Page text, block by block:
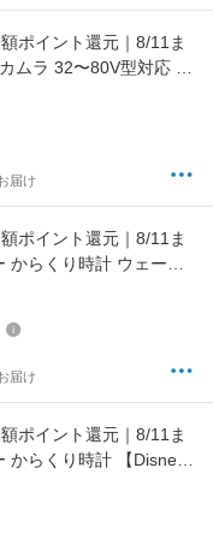
ポイント還元｜8/11ま
ムラ 32〜80V型対応 テ
ハイタイプ ウォールナ
届け
ポイント還元｜8/11ま
からくり時計 ウェーブ
ル AM259B [電波自動
届け
ポイント還元｜8/11ま
からくり時計 【Disney
）ミッキー&フレン
[電波自動受信機能